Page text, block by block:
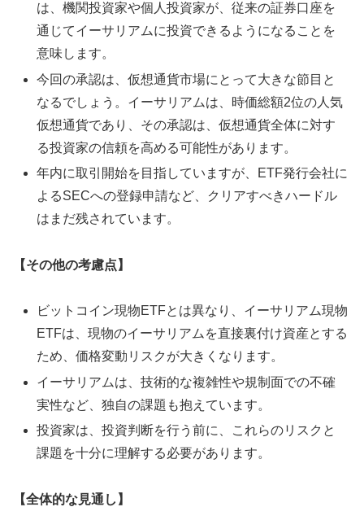
は、機関投資家や個人投資家が、従来の証券口座を
通じてイーサリアムに投資できるようになることを
意味します。
今回の承認は、仮想通貨市場にとって大きな節目と
なるでしょう。イーサリアムは、時価総額2位の人気
仮想通貨であり、その承認は、仮想通貨全体に対す
る投資家の信頼を高める可能性があります。
年内に取引開始を目指していますが、ETF発行会社に
よるSECへの登録申請など、クリアすべきハードル
はまだ残されています。
【その他の考慮点】
ビットコイン現物ETFとは異なり、イーサリアム現物
ETFは、現物のイーサリアムを直接裏付け資産とする
ため、価格変動リスクが大きくなります。
イーサリアムは、技術的な複雑性や規制面での不確
実性など、独自の課題も抱えています。
投資家は、投資判断を行う前に、これらのリスクと
課題を十分に理解する必要があります。
【全体的な見通し】